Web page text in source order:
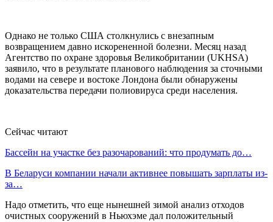
Однако не только США столкнулись с внезапным
возвращением давно искорененной болезни. Месяц назад
Агентство по охране здоровья Великобритании (UKHSA)
заявило, что в результате планового наблюдения за сточными
водами на севере и востоке Лондона были обнаружены
доказательства передачи полиовируса среди населения.
Сейчас читают
Бассейн на участке без разочарований: что продумать до…
В Беларуси компании начали активнее повышать зарплаты из-
за…
Надо отметить, что еще нынешней зимой анализ отходов
очистных сооружений в Ньюхэме дал положительный